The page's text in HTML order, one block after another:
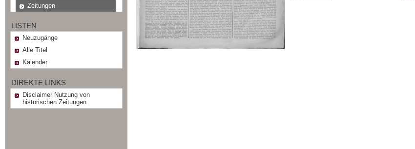
Zeitungen
LISTEN
Neuzugänge
Alle Titel
Kalender
DIREKTE LINKS
Disclaimer Nutzung von
historischen Zeitungen